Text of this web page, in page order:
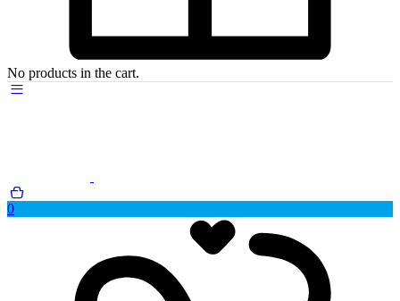
No products in the cart.
0